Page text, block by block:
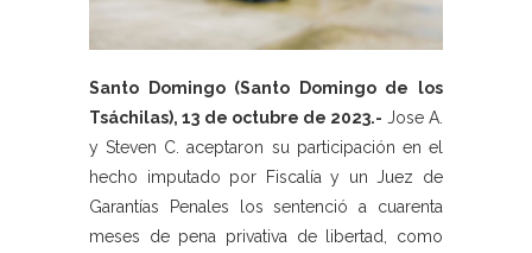
Santo Domingo (Santo Domingo de los
Tsáchilas), 13 de octubre de 2023.- Jose A.
y Steven C. aceptaron su participación en el
hecho imputado por Fiscalía y un Juez de
Garantías Penales los sentenció a cuarenta
meses de pena privativa de libertad, como